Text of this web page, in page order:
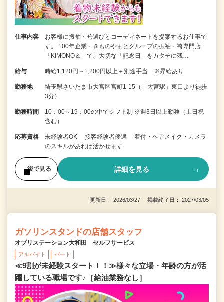
仕事内容
お客様に振袖・袴選びとコーディネートを提案するお仕事で
す。 100年企業・きものやまとグループの振袖・袴専門店
「KIMONO＆」で、大切な「記念日」をカタチに残…
給与 時給1,120円～1,200円以上＋別途手当 ※昇給あり
勤務地
埼玉県さいたま市大宮区宮町1-15（「大宮駅」東口より徒歩
3分）
勤務時間
10：00～19：00の中でシフト制 ※週3日以上勤務（土日祝
含む）
応募資格
未経験者OK 接客経験者優遇 着付・ヘアメイク・カメラ
のスキルがあれば活かせます
後で見る 詳細を見る
更新日： 2026/03/27 掲載終了日： 2027/03/05
ガソリンスタンドの店舗スタッフ
オブリステーション大和田 セルフサービス
アルバイト パート
≪9割が未経験スタート！！≫様々な立場・年齢の方が活
躍している職場です♪［給油業務なし］